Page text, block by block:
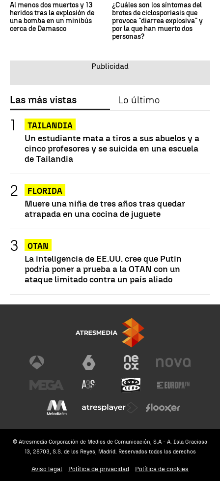
Al menos dos muertos y 13
heridos tras la explosión de
una bomba en un minibús
cerca de Damasco
¿Cuáles son los síntomas del
brotes de ciclosporiasis que
provoca "diarrea explosiva" y
por la que han muerto dos
personas?
Las más vistas Lo último
TAILANDIA
Un estudiante mata a tiros a sus abuelos y a
cinco profesores y se suicida en una escuela
de Tailandia
FLORIDA
Muere una niña de tres años tras quedar
atrapada en una cocina de juguete
OTAN
La inteligencia de EE.UU. cree que Putin
podría poner a prueba a la OTAN con un
ataque limitado contra un país aliado
© Atresmedia Corporación de Medios de Comunicación, S.A - A. Isla Graciosa
13, 28703, S.S. de los Reyes, Madrid. Reservados todos los derechos
Aviso legal Política de privacidad Política de cookies